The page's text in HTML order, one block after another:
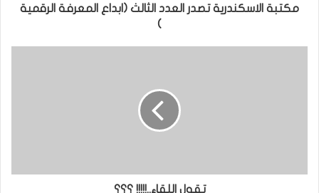
مكتبة الاسكندرية تصدر العدد الثالث (ابداع المعرفة الرقمية
)
تقول اللقاء..!!!!! ؟؟؟